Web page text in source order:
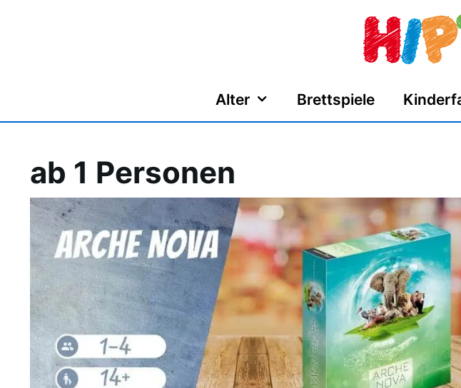
Alter Brettspiele
ab 1 Personen